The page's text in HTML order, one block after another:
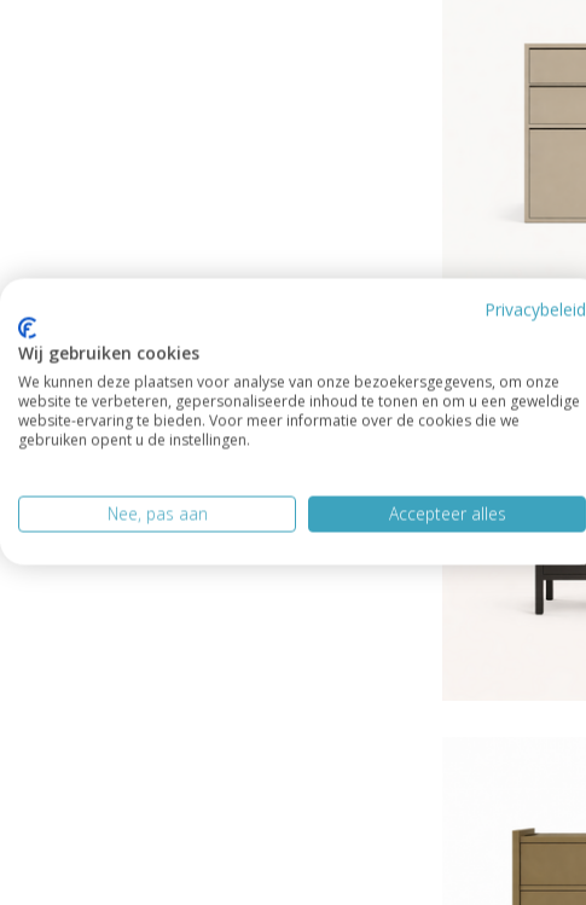
Privacybeleid
Wij gebruiken cookies
We kunnen deze plaatsen voor analyse van onze bezoekersgegevens, om onze
website te verbeteren, gepersonaliseerde inhoud te tonen en om u een geweldige
website-ervaring te bieden. Voor meer informatie over de cookies die we
gebruiken opent u de instellingen.
Nee, pas aan Accepteer alles